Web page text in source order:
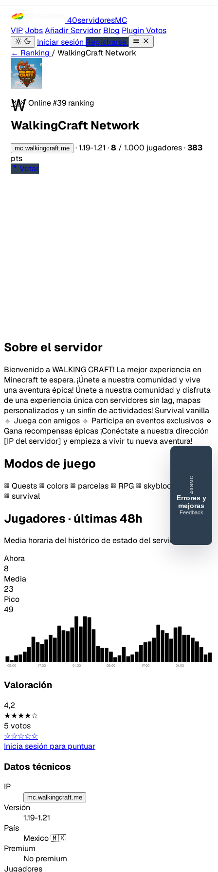
40servidoresMC
VIP JobsAñadir Servidor Blog Plugin Votos
Iniciar sesión Registrarse
← Ranking / WalkingCraft Network
W
🇲🇽Online#39 ranking
WalkingCraft Network
mc.walkingcraft.me ·1.19-1.21 ·8 / 1.000 jugadores·383
pts
Votar
Sobre el servidor
Bienvenido a WALKING CRAFT! La mejor experiencia en
Minecraft te espera. ¡Únete a nuestra comunidad y vive
una aventura épica! Únete a nuestra comunidad y disfruta
de una experiencia única con servidores sin lag, mapas
personalizados y un sinfín de actividades! Survival vanilla
🔹 Juega con amigos 🔹 Participa en eventos exclusivos 🔹
Gana recompensas épicas ¡Conéctate a nuestra dirección
[IP del servidor] y empieza a vivir tu nueva aventura!
Modos de juego
Quests colors parcelas RPG skyblock
vanilla
survival
Jugadores · últimas 48h
Media horaria del histórico de estado del servidor.
Ahora
8
Media
23
Pico
49
09:00 17:00 01:00 09:00 17:00 01:00
Valoración
4,2
★★★★☆
5 votos
☆☆☆☆☆
Inicia sesión para puntuar
Datos técnicos
IP
mc.walkingcraft.me
Versión
1.19-1.21
País
Mexico 🇲🇽
Premium
No premium
Jugadores
40SMC
Errores y
mejoras
Feedback
40SERVIDORESMC
Reportar
error o